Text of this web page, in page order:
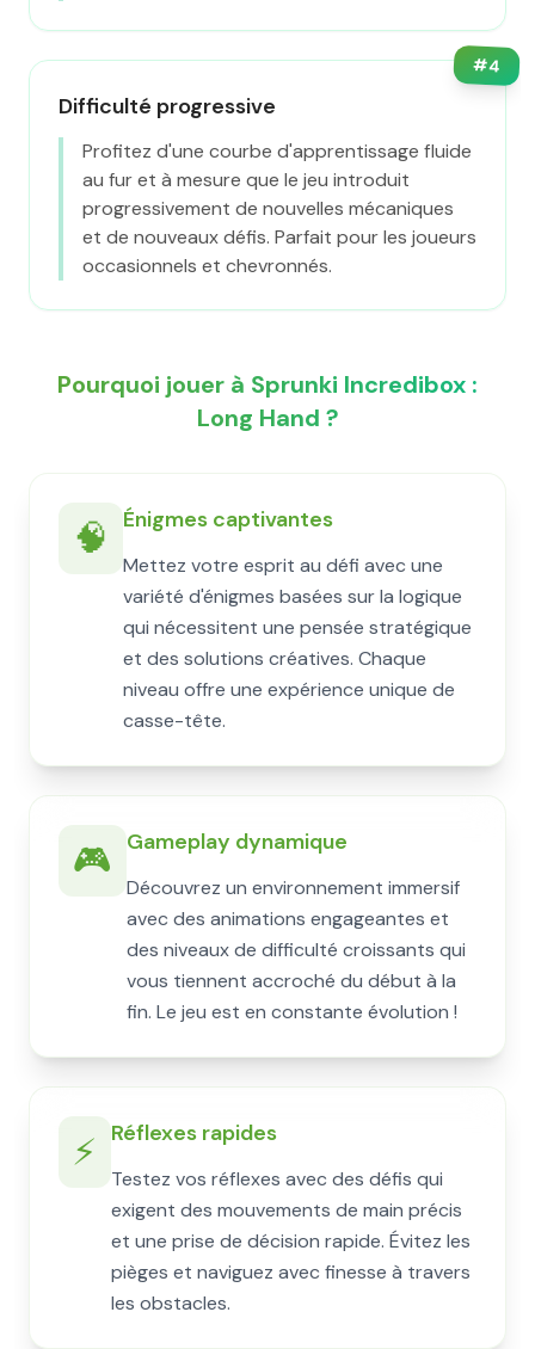
#4
Difficulté progressive
Profitez d'une courbe d'apprentissage fluide
au fur et à mesure que le jeu introduit
progressivement de nouvelles mécaniques
et de nouveaux défis. Parfait pour les joueurs
occasionnels et chevronnés.
Pourquoi jouer à Sprunki Incredibox :
Long Hand ?
🧠 Énigmes captivantes
Mettez votre esprit au défi avec une
variété d'énigmes basées sur la logique
qui nécessitent une pensée stratégique
et des solutions créatives. Chaque
niveau offre une expérience unique de
casse-tête.
🎮 Gameplay dynamique
Découvrez un environnement immersif
avec des animations engageantes et
des niveaux de difficulté croissants qui
vous tiennent accroché du début à la
fin. Le jeu est en constante évolution !
⚡ Réflexes rapides
Testez vos réflexes avec des défis qui
exigent des mouvements de main précis
et une prise de décision rapide. Évitez les
pièges et naviguez avec finesse à travers
les obstacles.